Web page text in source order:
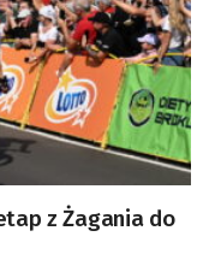
z Żagania do